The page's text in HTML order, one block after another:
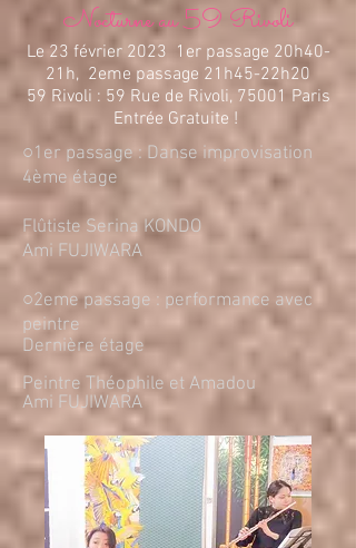
Nocturne au 59 Rivoli
Le23 février 2023 1er passage 20h40-
21h, 2eme passage 21h45-22h20
59 Rivoli : 59 Rue de Rivoli, 75001 Paris
Entrée Gratuite !
○1er passage : Danse improvisation
4ème étage
Flûtiste Serina KONDO
Ami FUJIWARA
○2eme passage : performance avec
peintre
Dernière étage
Peintre Théophile et Amadou
Ami FUJIWARA